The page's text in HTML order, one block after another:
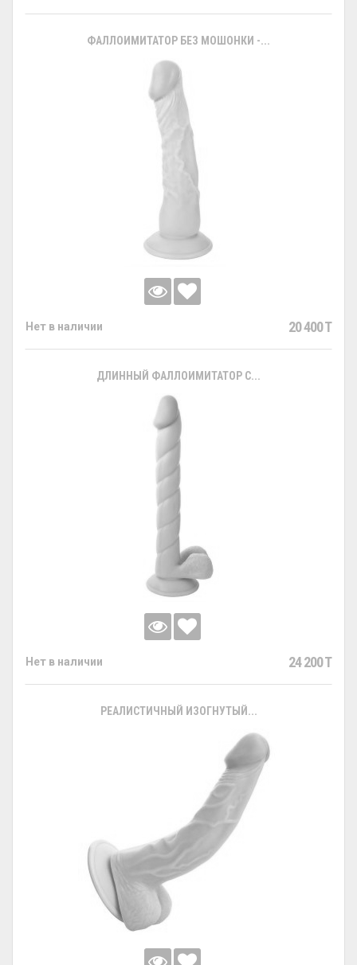
ФАЛЛОИМИТАТОР БЕЗ МОШОНКИ -...
Нет в наличии 20 400 T
ДЛИННЫЙ ФАЛЛОИМИТАТОР С...
Нет в наличии 24 200 T
РЕАЛИСТИЧНЫЙ ИЗОГНУТЫЙ...